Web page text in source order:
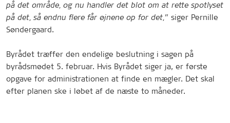
på det område, og nu handler det blot om at rette spotlyset
på det, så endnu flere får øjnene op for det,” siger Pernille
Søndergaard.
Byrådet træffer den endelige beslutning i sagen på
byrådsmødet 5. februar. Hvis Byrådet siger ja, er første
opgave for administrationen at finde en mægler. Det skal
efter planen ske i løbet af de næste to måneder.